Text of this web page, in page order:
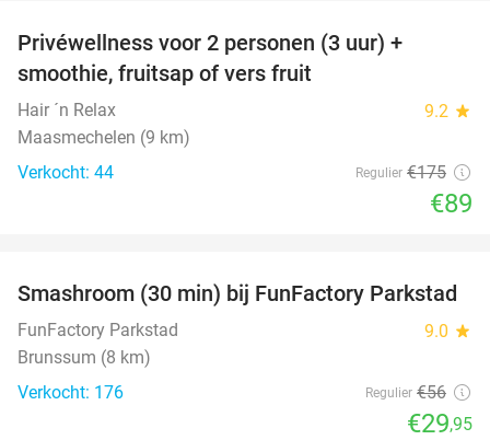
Privéwellness voor 2 personen (3 uur) +
smoothie, fruitsap of vers fruit
Hair ´n Relax 9.2 star
Maasmechelen (9 km)
Verkocht: 44
Regulier €175
€89
47%
Smashroom (30 min) bij FunFactory Parkstad
FunFactory Parkstad 9.0 star
Brunssum (8 km)
Verkocht: 176
Regulier €56
€29,95